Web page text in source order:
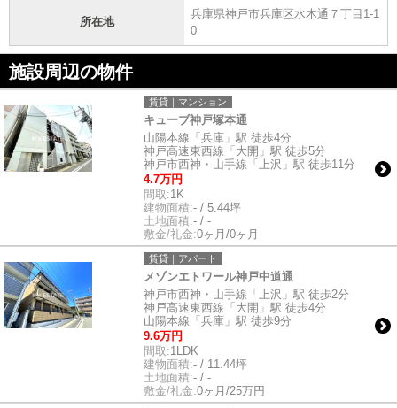
所在地
兵庫県神戸市兵庫区水木通７丁目1-1
0
施設周辺の物件
賃貸｜マンション
キューブ神戸塚本通
山陽本線「兵庫」駅 徒歩4分
神戸高速東西線「大開」駅 徒歩5分
神戸市西神・山手線「上沢」駅 徒歩11分
4.7万円
間取:1K
建物面積:- / 5.44坪
土地面積:- / -
敷金/礼金:0ヶ月/0ヶ月
賃貸｜アパート
メゾンエトワール神戸中道通
神戸市西神・山手線「上沢」駅 徒歩2分
神戸高速東西線「大開」駅 徒歩4分
山陽本線「兵庫」駅 徒歩9分
9.6万円
間取:1LDK
建物面積:- / 11.44坪
土地面積:- / -
敷金/礼金:0ヶ月/25万円